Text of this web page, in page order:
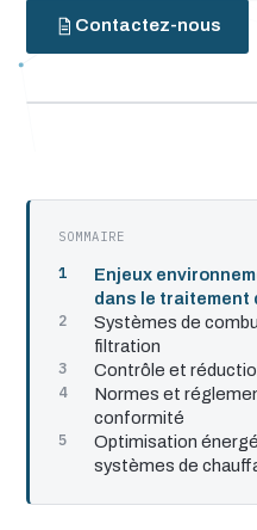
Contactez-nous
SOMMAIRE
Enjeux
dans le traitement
Systèmes de
filtration
Contrôle et
Normes et
conformité
Optimisation
systèmes de